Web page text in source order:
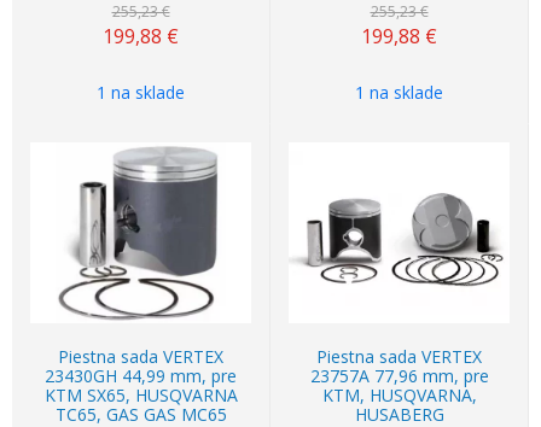
255,23 €
199,88 €
1 na sklade
255,23 €
199,88 €
1 na sklade
Piestna sada VERTEX
23430GH 44,99 mm, pre
KTM SX65, HUSQVARNA
TC65, GAS GAS MC65
Piestna sada VERTEX
23757A 77,96 mm, pre
KTM, HUSQVARNA,
HUSABERG